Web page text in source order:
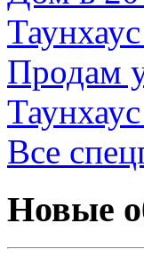
Продам
Все
Новые